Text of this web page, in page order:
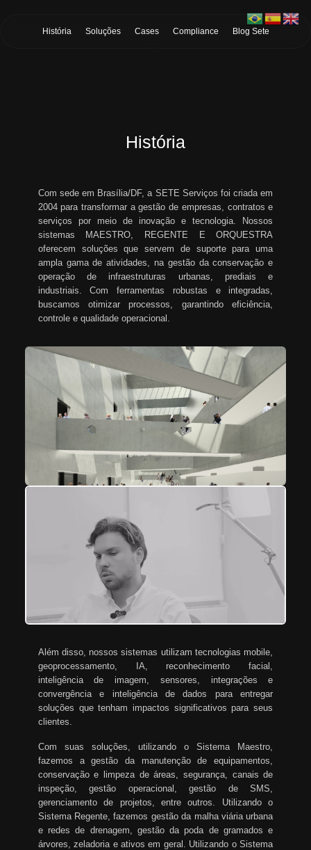
História Soluções Cases Compliance Blog Sete
História
Com sede em Brasília/DF, a SETE Serviços foi criada em
2004 para transformar a gestão de empresas, contratos e
serviços por meio de inovação e tecnologia. Nossos
sistemas MAESTRO, REGENTE E ORQUESTRA
oferecem soluções que servem de suporte para uma
ampla gama de atividades, na gestão da conservação e
operação de infraestruturas urbanas, prediais e
industriais. Com ferramentas robustas e integradas,
buscamos otimizar processos, garantindo eficiência,
controle e qualidade operacional.
Além disso, nossos sistemas utilizam tecnologias mobile,
geoprocessamento, IA, reconhecimento facial,
inteligência de imagem, sensores, integrações e
convergência e inteligência de dados para entregar
soluções que tenham impactos significativos para seus
clientes.
Com suas soluções, utilizando o Sistema Maestro,
fazemos a gestão da manutenção de equipamentos,
conservação e limpeza de áreas, segurança, canais de
inspeção, gestão operacional, gestão de SMS,
gerenciamento de projetos, entre outros. Utilizando o
Sistema Regente, fazemos gestão da malha viária urbana
e redes de drenagem, gestão da poda de gramados e
árvores, zeladoria e ativos em geral. Utilizando o Sistema